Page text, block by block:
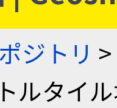
ジトリ >
ルタイ